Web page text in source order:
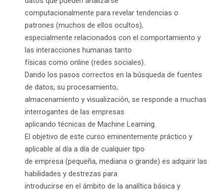
computacionalmente para revelar tendencias o
patrones (muchos de ellos ocultos),
especialmente relacionados con el comportamiento y
las interacciones humanas tanto
físicas como online (redes sociales).
Dando los pasos correctos en la búsqueda de fuentes
de datos, su procesamiento,
almacenamiento y visualización, se responde a muchas
interrogantes de las empresas
aplicando técnicas de Machine Learning.
El objetivo de este curso eminentemente práctico y
aplicable al día a día de cualquier tipo
de empresa (pequeña, mediana o grande) es adquirir las
habilidades y destrezas para
introducirse en el ámbito de la analítica básica y